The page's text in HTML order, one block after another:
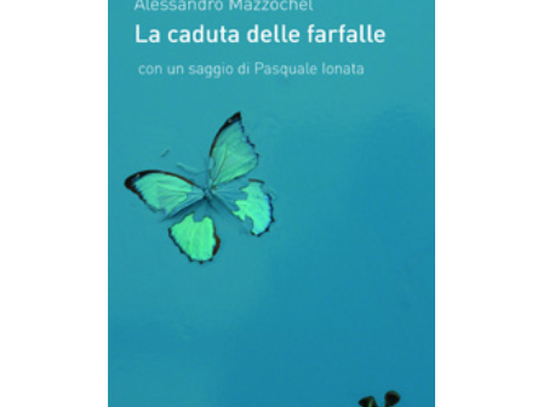
AGGIUNGI AL CARRELLO